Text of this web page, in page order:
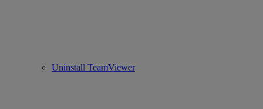
Uninstall TeamViewer